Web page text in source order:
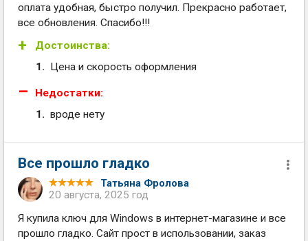
оплата удобная, быстро получил. Прекрасно работает,
все обновления. Спасибо!!!
Достоинства:
Цена и скорость оформления
Недостатки:
вроде нету
Все прошло гладко
Татьяна Фролова
20 августа, 2025 год
Я купила ключ для Windows в интернет-магазине и все
прошло гладко. Сайт прост в использовании, заказ